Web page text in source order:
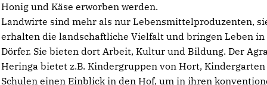
Honig und Käse erworben werden.
Landwirte sind mehr als nur Lebensmittelproduzenten,
erhalten die landschaftliche Vielfalt und bringen Leben in
Dörfer. Sie bieten dort Arbeit, Kultur und Bildung. Der
Heringa bietet z.B. Kindergruppen von Hort,
Schulen einen Einblick in den Hof, um in ihren